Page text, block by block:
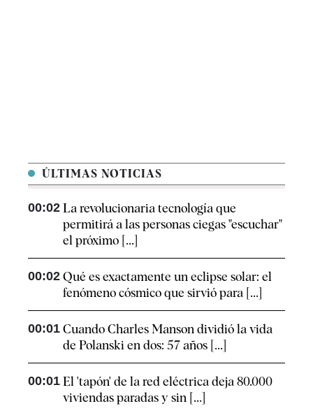
ÚLTIMAS NOTICIAS
00:02 La revolucionaria tecnología que
permitirá a las personas ciegas "escuchar"
el próximo [...]
00:02 Qué es exactamente un eclipse solar: el
fenómeno cósmico que sirvió para [...]
00:01 Cuando Charles Manson dividió la vida
de Polanski en dos: 57 años [...]
00:01 El 'tapón' de la red eléctrica deja 80.000
viviendas paradas y sin [...]